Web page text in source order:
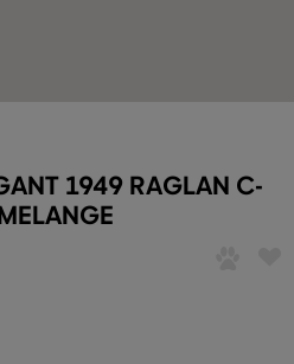
1949 RAGLAN C-